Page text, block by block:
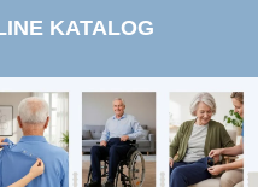
KATALOG